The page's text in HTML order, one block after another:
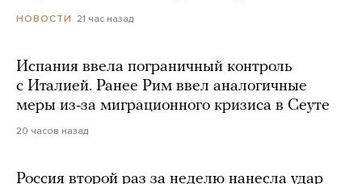
НОВОСТИ 21 час назад
Испания ввела пограничный контроль
с Италией. Ранее Рим ввел аналогичные
меры из-за миграционного кризиса в Сеуте
20 часов назад
Россия второй раз за неделю нанесла удар